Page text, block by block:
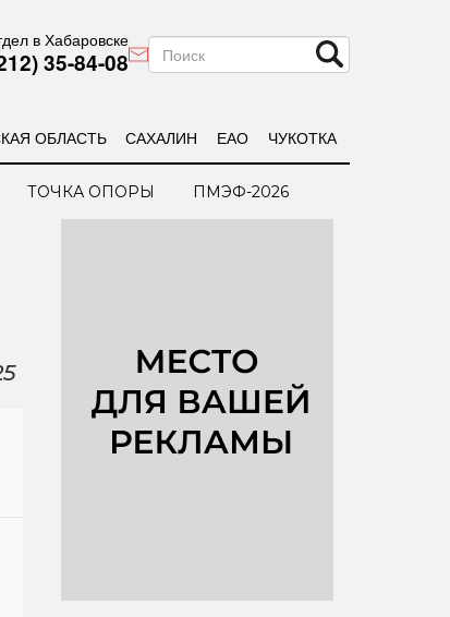
в Хабаровске
35-84-08
ОБЛАСТЬ САХАЛИН ЕАО ЧУКОТКА
ТОЧКА ОПОРЫ ПМЭФ-2026